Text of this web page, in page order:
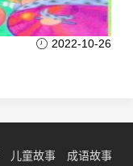
2022-10-26
儿童故事
成语故事